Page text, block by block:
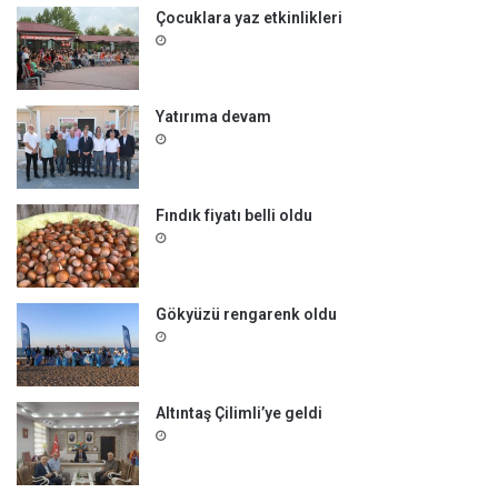
Çocuklara yaz etkinlikleri
Yatırıma devam
Fındık fiyatı belli oldu
Gökyüzü rengarenk oldu
Altıntaş Çilimli’ye geldi